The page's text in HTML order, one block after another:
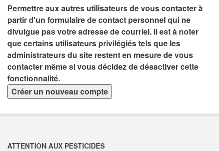
Permettre aux autres utilisateurs de vous contacter à
partir d'un formulaire de contact personnel qui ne
divulgue pas votre adresse de courriel. Il est à noter
que certains utilisateurs privilégiés tels que les
administrateurs du site restent en mesure de vous
contacter même si vous décidez de désactiver cette
fonctionnalité.
ATTENTION AUX PESTICIDES